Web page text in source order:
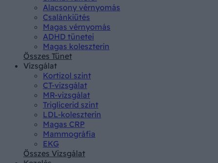
Alacsony vérnyomás
Csalánkiütés
Magas vérnyomás
ADHD tünetei
Magas koleszterin
Összes Tünet
Vizsgálat
Kortizol szint
CT-vizsgálat
MR-vizsgálat
Triglicerid szint
LDL-koleszterin
Magas CRP
Mammográfia
EKG
Összes Vizsgálat